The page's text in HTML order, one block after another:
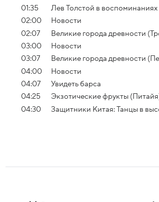
01:35
Лев Толстой в
02:00
Новости
02:07
Великие города древности
03:00
Новости
03:07
Великие города древности
04:00
Новости
04:07
Увидеть барса
04:25
Экзотические фрукты
04:30
Защитники Китая: Танцы в